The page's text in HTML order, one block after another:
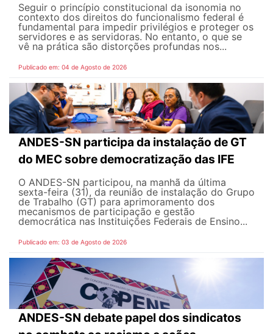
Seguir o princípio constitucional da isonomia no
contexto dos direitos do funcionalismo federal é
fundamental para impedir privilégios e proteger os
servidores e as servidoras. No entanto, o que se
vê na prática são distorções profundas nos...
Publicado em: 04 de Agosto de 2026
ANDES-SN participa da instalação de GT
do MEC sobre democratização das IFE
O ANDES-SN participou, na manhã da última
sexta-feira (31), da reunião de instalação do Grupo
de Trabalho (GT) para aprimoramento dos
mecanismos de participação e gestão
democrática nas Instituições Federais de Ensino...
Publicado em: 03 de Agosto de 2026
ANDES-SN debate papel dos sindicatos